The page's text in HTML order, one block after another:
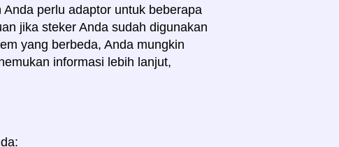
perlu adaptor untuk beberapa
jika steker Anda sudah digunakan
yang berbeda, Anda mungkin
informasi lebih lanjut,